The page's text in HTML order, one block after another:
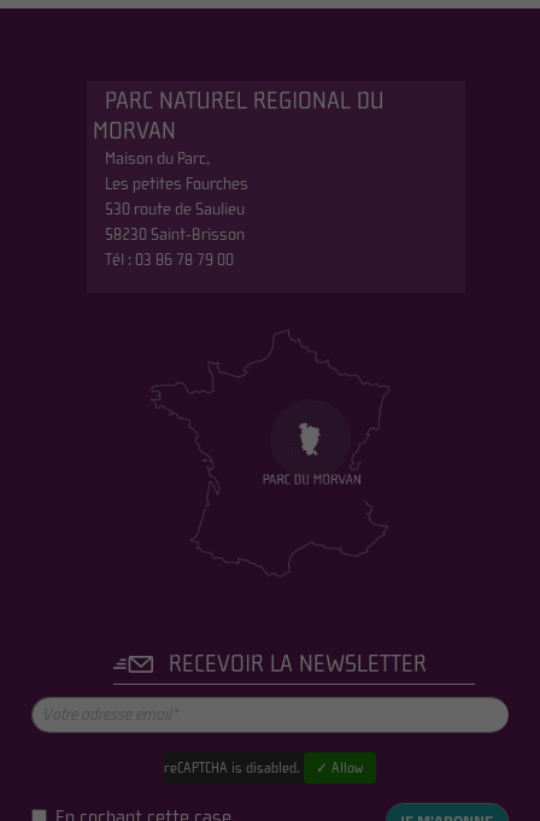
PARC NATUREL REGIONAL DU
MORVAN
Maison du Parc,
Les petites Fourches
530 route de Saulieu
58230 Saint-Brisson
Tél : 03 86 78 79 00
RECEVOIR LA NEWSLETTER
reCAPTCHA is disabled. ✓ Allow